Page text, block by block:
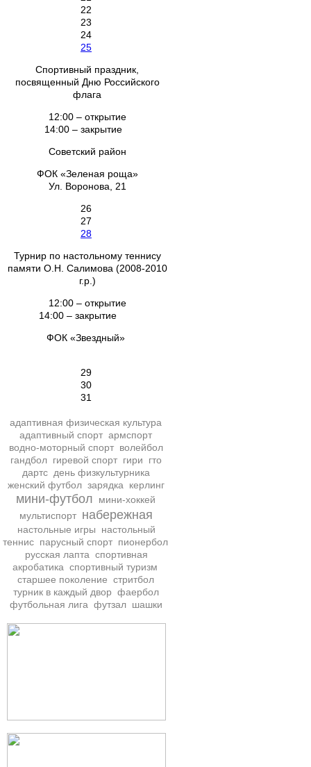
22
23
24
25
Спортивный праздник,
посвященный Дню Российского
флага
12:00 – открытие
14:00 – закрытие
Советский район
ФОК «Зеленая роща»
Ул. Воронова, 21
26
27
28
Турнир по настольному теннису
памяти О.Н. Салимова (2008-2010
г.р.)
12:00 – открытие
14:00 – закрытие
ФОК «Звездный»
29
30
31
адаптивная физическая культура
адаптивный спорт армспорт
водно-моторный спорт волейбол
гандбол гиревой спорт гири
гто
дартс день физкультурника
женский футбол зарядка керлинг
мини-футбол
мини-хоккей
мультиспорт набережная
настольные игры
настольный
теннис парусный спорт пионербол
русская лапта спортивная
акробатика спортивный туризм
старшее поколение стритбол
турник в каждый двор фаербол
футбольная лига футзал шашки